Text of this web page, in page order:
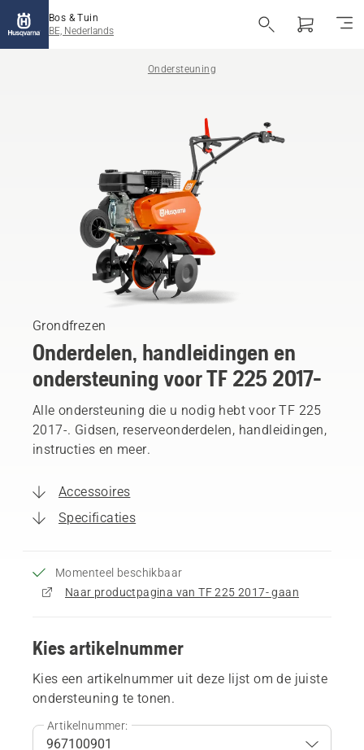
Bos & Tuin
BE, Nederlands
Ondersteuning
Grondfrezen
Onderdelen, handleidingen en
ondersteuning voor TF 225 2017-
Alle ondersteuning die u nodig hebt voor TF 225
2017-. Gidsen, reserveonderdelen, handleidingen,
instructies en meer.
Accessoires
Specificaties
Momenteel beschikbaar
Naar productpagina van TF 225 2017- gaan
Kies artikelnummer
Kies een artikelnummer uit deze lijst om de juiste
ondersteuning te tonen.
Artikelnummer: